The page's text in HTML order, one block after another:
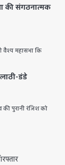
की संगठनात्मक
वैश्य महासभा कि
डंडे
की पुरानी रंजिश को